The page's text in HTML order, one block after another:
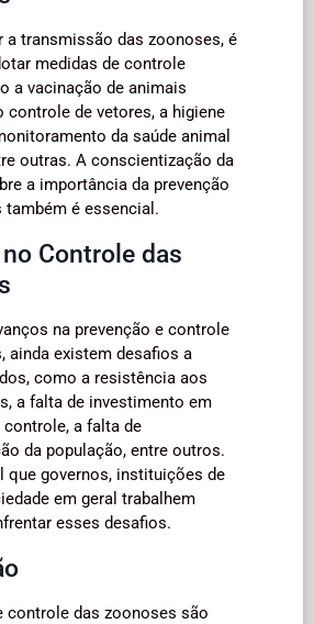
a transmissão das zoonoses, é
medidas de controle
a vacinação de animais
controle de vetores, a higiene
da saúde animal
outras. A conscientização da
a importância da prevenção
também é essencial.
Controle das
na prevenção e controle
ainda existem desafios a
como a resistência aos
a falta de investimento em
controle, a falta de
da população, entre outros.
que governos, instituições de
em geral trabalhem
esses desafios.
controle das zoonoses são